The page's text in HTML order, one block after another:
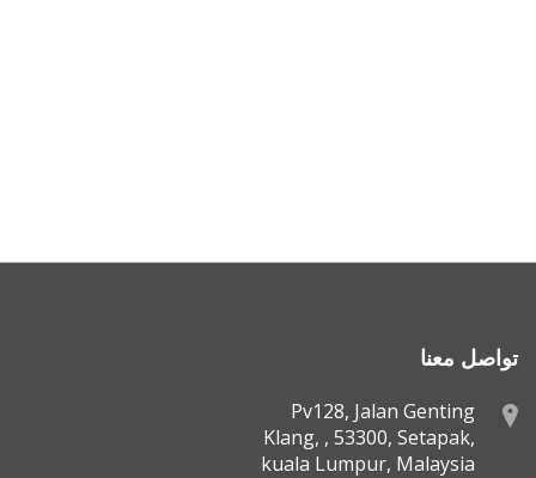
تواصل معنا
Pv128, Jalan Genting
Klang, , 53300, Setapak,
kuala Lumpur, Malaysia